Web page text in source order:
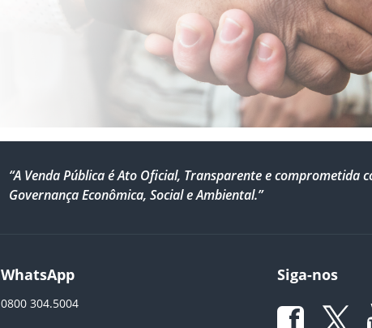
“A Venda Pública é Ato Oficial, Transparente e comprometida
Governança Econômica, Social e Ambiental.”
WhatsApp
0800 304.5004
Siga-nos